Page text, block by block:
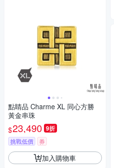
點睛品 Charme XL 同心方勝
黃金串珠
$23,490 9折
挑戰低價 券
加入購物車